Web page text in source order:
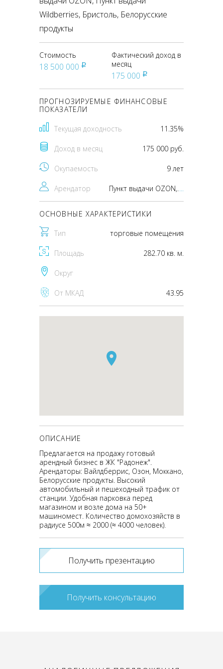
Wildberries, Бристоль, Белорусские
продукты
Стоимость
18 500 000 pуб
Фактический доход в
месяц
175 000 pуб
ПРОГНОЗИРУЕМЫЕ ФИНАНСОВЫЕ
ПОКАЗАТЕЛИ
Текущая доходность 11.35%
Доход в месяц 175 000 руб.
Окупаемость 9 лет
Арендатор Пункт выдачи OZON, Пункт выдачи Wildberries, Бристоль, Белорусские продукты...
ОСНОВНЫЕ ХАРАКТЕРИСТИКИ
Тип торговые помещения
Площадь 282.70 кв. м.
Округ
От МКАД 43.95
ОПИСАНИЕ
Предлагается на продажу готовый
арендный бизнес в ЖК "Радонеж".
Арендаторы: Вайлдберрис, Озон, Моккано,
Белорусские продукты. Высокий
автомобильный и пешеходный трафик от
станции. Удобная парковка перед
магазином и возле дома на 50+
машиномест. Количество домохозяйств в
радиусе 500м ≈ 2000 (≈ 4000 человек).
Получить презентацию
Получить консультацию